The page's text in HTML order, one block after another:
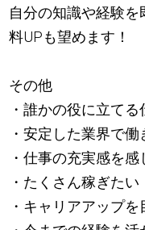
自分の知識や経験
料UPも望めます！
その他
・誰かの役に立て
・安定した業界で働
・仕事の充実感を感
・たくさん稼ぎたい
・キャリアアップ